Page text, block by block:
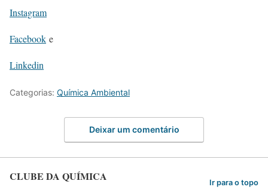
Instagram
Facebook e
Linkedin
Categorias: Química Ambiental
Deixar um comentário
CLUBE DA QUÍMICA Ir para o topo